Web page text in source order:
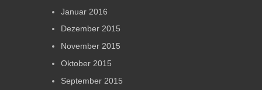
Januar 2016
Dezember 2015
November 2015
Oktober 2015
September 2015